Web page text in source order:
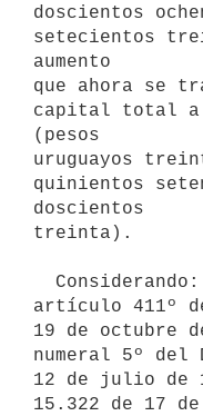
doscientos
setecientos
aumento
que ahora se
capital total a
(pesos
uruguayos
quinientos
doscientos
treinta).
artículo 411º
19 de octubre
numeral 5º del
12 de julio de
15.322 de 17